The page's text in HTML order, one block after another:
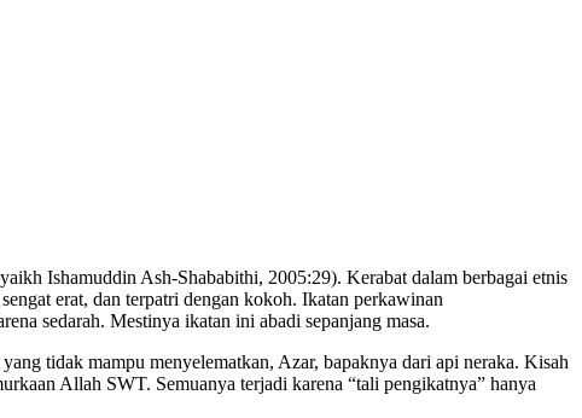
Ishamuddin Ash-Shababithi, 2005:29). Kerabat dalam berbagai etnis
erat, dan terpatri dengan kokoh. Ikatan perkawinan
sedarah. Mestinya ikatan ini abadi sepanjang masa.
tidak mampu menyelematkan, Azar, bapaknya dari api neraka. Kisah
Allah SWT. Semuanya terjadi karena “tali pengikatnya” hanya